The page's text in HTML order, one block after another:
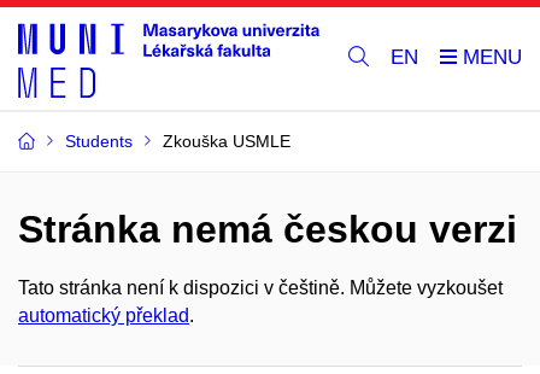
EN
Students Zkouška USMLE
Stránka nemá českou verzi
Tato stránka není k dispozici v češtině. Můžete vyzkoušet
automatický překlad.